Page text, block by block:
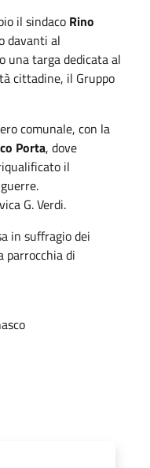
il sindaco Rino
davanti al
una targa dedicata al
cittadine, il Gruppo
comunale, con la
Porta, dove
il
G. Verdi.
in suffragio dei
parrocchia di